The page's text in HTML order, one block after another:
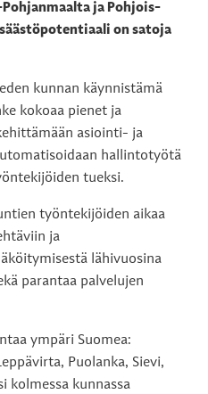
ja Pohjois-
on satoja
kunnan käynnistämä
kokoaa pienet ja
asiointi- ja
hallintotyötä
tueksi.
työntekijöiden aikaa
ja
lähivuosina
parantaa palvelujen
ympäri Suomea:
Puolanka, Sievi,
kolmessa kunnassa